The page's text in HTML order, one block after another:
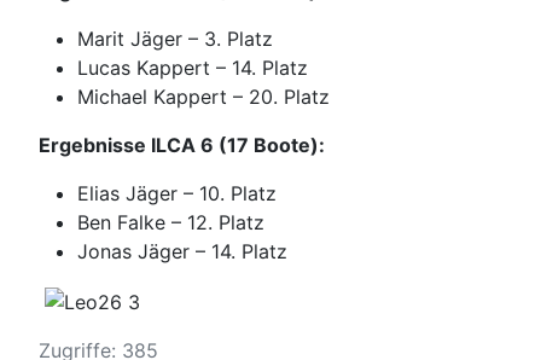
Marit Jäger – 3. Platz
Lucas Kappert – 14. Platz
Michael Kappert – 20. Platz
Ergebnisse ILCA 6 (17 Boote):
Elias Jäger – 10. Platz
Ben Falke – 12. Platz
Jonas Jäger – 14. Platz
Zugriffe: 385